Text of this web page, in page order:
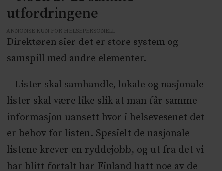
utfordringene
ANNONSE KUN FOR HELSEPERSONELL
Direktøren sier det er store system og
samspill med andre elementer.
– Lister skal samhandle, lokale og nasjonale
lister skal være like slik at man får samme
informasjon uansett hvor i helsevesenet det
er behov for listen. Spesielt de nasjonale
listene krever en ryddejobb, og ut fra det vi
har blitt fortalt har Finland hatt noe av de